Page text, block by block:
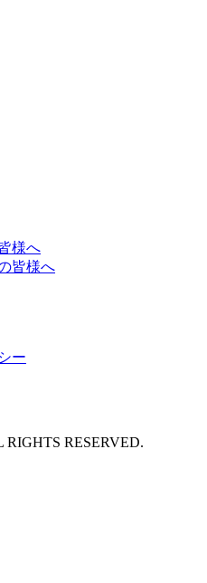
様へ
皆様へ
ー
RESERVED.